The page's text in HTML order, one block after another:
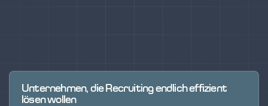
Unternehmen, die Recruiting endlich effizient
lösen wollen